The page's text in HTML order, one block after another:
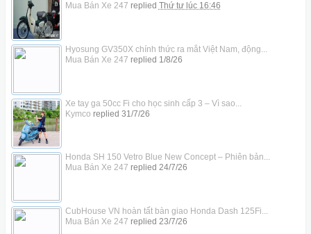
Mua Bán Xe 247 replied Thứ tư lúc 16:46
Hyosung GV350X chính thức ra mắt Việt Nam, động...
Mua Bán Xe 247 replied 1/8/26
Xe tay ga 50cc Fi cho học sinh cấp 3 – Vì sao...
Kymco replied 31/7/26
Honda SH 150 Vetro Blue New Concept – Phiên bản...
Mua Bán Xe 247 replied 24/7/26
CubHouse VN hoàn tất bàn giao Honda Dash 125Fi...
Mua Bán Xe 247 replied 23/7/26